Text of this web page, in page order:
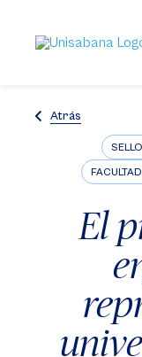
contenido
principal
Atrás
El